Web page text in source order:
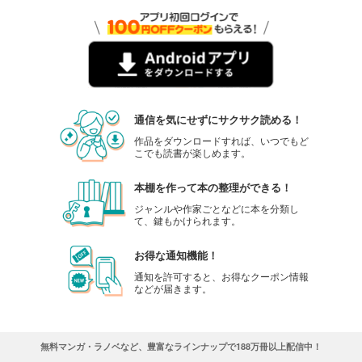
通信を気にせずにサクサク読める！
作品をダウンロードすれば、いつでもど
こでも読書が楽しめます。
本棚を作って本の整理ができる！
ジャンルや作家ごとなどに本を分類し
て、鍵もかけられます。
お得な通知機能！
通知を許可すると、お得なクーポン情報
などが届きます。
無料マンガ・ラノベなど、豊富なラインナップで188万冊以上配信中！